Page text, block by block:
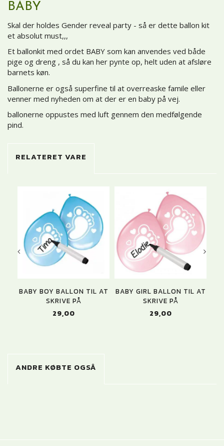
BABY
Skal der holdes Gender reveal party - så er dette ballon kit
et absolut must,,,
Et ballonkit med ordet BABY som kan anvendes ved både
pige og dreng , så du kan her pynte op, helt uden at afsløre
barnets køn.
Ballonerne er også superfine til at overreaske famile eller
venner med nyheden om at der er en baby på vej.
ballonerne oppustes med luft gennem den medfølgende
pind.
RELATERET VARE
BABY BOY BALLON TIL AT
SKRIVE PÅ
29,00
BABY GIRL BALLON TIL AT
SKRIVE PÅ
29,00
ANDRE KØBTE OGSÅ